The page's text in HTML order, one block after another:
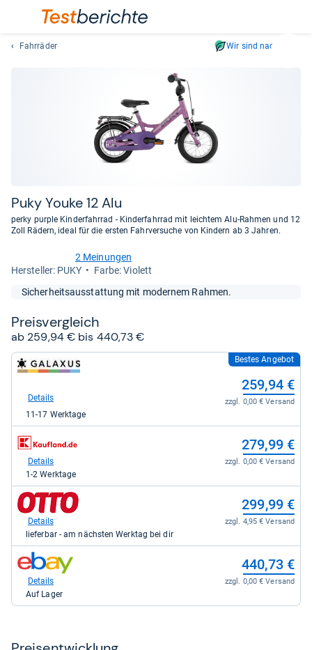
und
lassen
Fahrräder Wir sind nachhaltig
Puky Youke 12 Alu
perky purple Kinderfahrrad - Kinderfahrrad mit leichtem Alu-Rahmen und 12
Zoll Rädern, ideal für die ersten Fahrversuche von Kindern ab 3 Jahren.
von
2 Meinungen
Her­stel­ler: PUKY
Farbe: Violett
Sicherheitsausstattung mit modernem Rahmen.
Preis­ver­gleich
ab 259,94 € bis 440,73 €
zum
Shop:
galaxus
259,94
kaufen.
Bestes Angebot
259,94 €
zzgl. 0,00 € Versand
Details
11-17 Werktage
zum
Shop:
Kaufland
279,99
kaufen.
279,99 €
zzgl. 0,00 € Versand
Details
1-2 Werktage
zum
Shop:
Otto.de
299,99
kaufen.
299,99 €
zzgl. 4,95 € Versand
Details
lieferbar - am nächsten Werktag bei dir
zum
Shop:
eBay
440,73 €
zzgl. 0,00 € Versand
Details
Auf Lager